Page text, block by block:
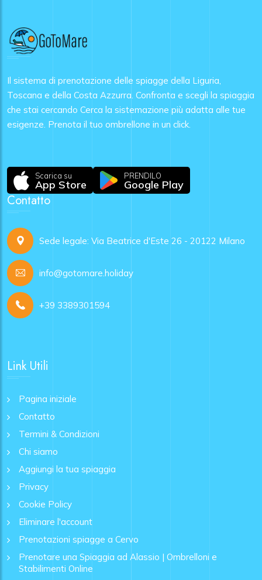
Il sistema di prenotazione delle spiagge della Liguria,
Toscana e della Costa Azzurra. Confronta e scegli la spiaggia
che stai cercando Cerca la sistemazione più adatta alle tue
esigenze. Prenota il tuo ombrellone in un click.
Scarica su
App Store
PRENDILO
Google Play
Contatto
Sede legale: Via Beatrice d'Este 26 - 20122 Milano
info@gotomare.holiday
+39 3389301594
Link Utili
Pagina iniziale
Contatto
Termini & Condizioni
Chi siamo
Aggiungi la tua spiaggia
Privacy
Cookie Policy
Eliminare l'account
Prenotazioni spiagge a Cervo
Prenotare una Spiaggia ad Alassio | Ombrelloni e
Stabilimenti Online